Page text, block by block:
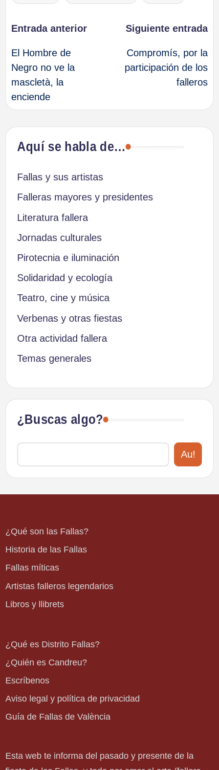
Navegación
de
entradas
Entrada anterior
El Hombre de
Negro no ve la
mascletà, la
enciende
Siguiente entrada
Compromís, por la
participación de los
falleros
Aquí se habla de…
Fallas y sus artistas
Falleras mayores y presidentes
Literatura fallera
Jornadas culturales
Pirotecnia e iluminación
Solidaridad y ecología
Teatro, cine y música
Verbenas y otras fiestas
Otra actividad fallera
Temas generales
¿Buscas algo?
Au!
¿Qué son las Fallas?
Historia de las Fallas
Fallas míticas
Artistas falleros legendarios
Libros y llibrets
¿Qué es Distrito Fallas?
¿Quién es Candreu?
Escríbenos
Aviso legal y política de privacidad
Guía de Fallas de València
Esta web te informa del pasado y presente de la